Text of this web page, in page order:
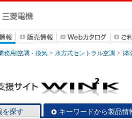
務用]空調・換気 水方式セントラル空調 [本
を探す キーワードから製品情